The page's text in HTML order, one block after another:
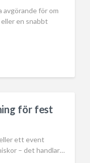
för om
en snabbt
för fest
ett event
– det handlar…